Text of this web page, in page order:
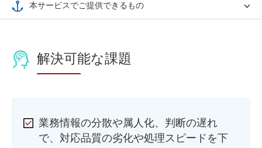
本サービスでご提供できるもの
解決可能な課題
業務情報の分散や属人化、判断の遅れ
で、対応品質の劣化や処理スピードを下